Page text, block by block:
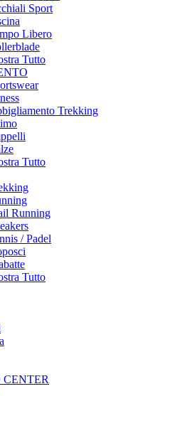
Sport
Libero
Tutto
Trekking
Tutto
Running
/ Padel
Tutto
CENTER